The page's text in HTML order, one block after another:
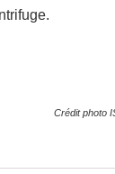
Crédit photo